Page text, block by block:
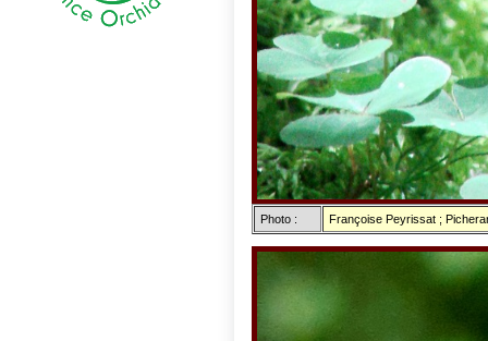
Photo : Françoise Peyrissat ;